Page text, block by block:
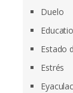
Duelo
Estado
Estrés